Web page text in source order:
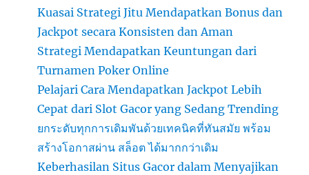
Kuasai Strategi Jitu Mendapatkan Bonus dan
Jackpot secara Konsisten dan Aman
Strategi Mendapatkan Keuntungan dari
Turnamen Poker Online
Pelajari Cara Mendapatkan Jackpot Lebih
Cepat dari Slot Gacor yang Sedang Trending
ยกระดับทุกการเดิมพันด้วยเทคนิคที่ทันสมัย พร้อม
สร้างโอกาสผ่าน สล็อต ได้มากกว่าเดิม
Keberhasilan Situs Gacor dalam Menyajikan